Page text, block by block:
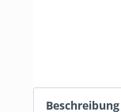
Beschreibung